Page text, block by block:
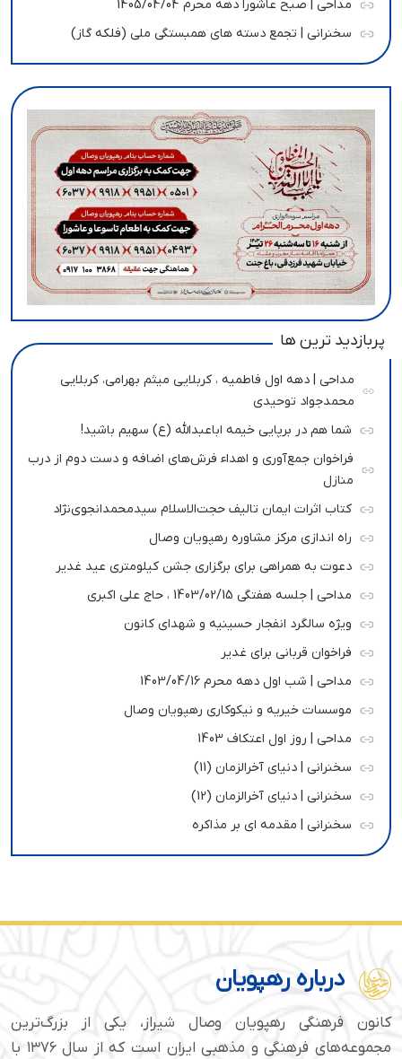
مداحی | صبح عاشورا دهه محرم 1405/04/04
سخنرانی | تجمع دسته های همبستگی ملی (فلکه گاز)
پربازدید ترین ها
مداحی | دهه اول فاطمیه ، کربلایی میثم بهرامی، کربلایی
محمدجواد توحیدی
شما هم در برپایی خیمه اباعبدالله (ع) سهیم باشید!
فراخوان جمع‌آوری و اهداء فرش‌های اضافه و دست دوم از درب
منازل
کتاب اثرات ایمان تالیف حجت‌الاسلام سیدمحمدانجوی‌نژاد
راه اندازی مرکز مشاوره رهپویان وصال
دعوت به همراهی برای برگزاری جشن کیلومتری عید غدیر
مداحی | جلسه هفتگی 1403/02/15 ، حاج علی اکبری
ویژه سالگرد انفجار حسینیه و شهدای کانون
فراخوان قربانی برای غدیر
مداحی | شب اول دهه محرم 1403/04/16
موسسات خیریه و نیکوکاری رهپویان وصال
مداحی | روز اول اعتکاف 1403
سخنرانی | دنیای آخرالزمان (11)
سخنرانی | دنیای آخرالزمان (12)
سخنرانی | مقدمه ای بر مذاکره
درباره رهپویان
کانون فرهنگی رهپویان وصال شیراز، یکی از بزرگ‌ترین
مجموعه‌های فرهنگی و مذهبی ایران است که از سال ۱۳۷۶ با